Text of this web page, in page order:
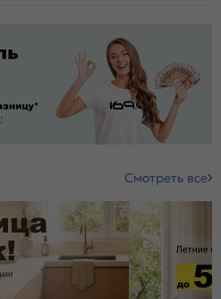
Смотреть все